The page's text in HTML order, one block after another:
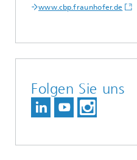
www.cbp.fraunhofer.de
Folgen Sie uns